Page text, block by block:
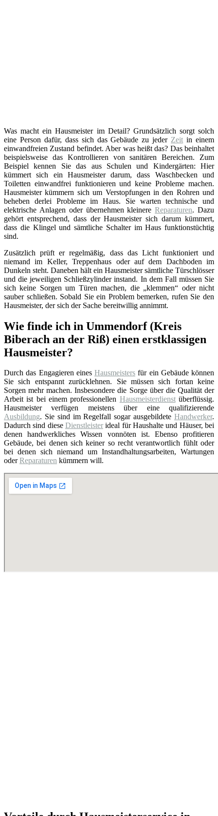
Was macht ein Hausmeister im Detail? Grundsätzlich sorgt solch
eine Person dafür, dass sich das Gebäude zu jeder Zeit in einem
einwandfreien Zustand befindet. Aber was heißt das? Das beinhaltet
beispielsweise das Kontrollieren von sanitären Bereichen. Zum
Beispiel kennen Sie das aus Schulen und Kindergärten: Hier
kümmert sich ein Hausmeister darum, dass Waschbecken und
Toiletten einwandfrei funktionieren und keine Probleme machen.
Hausmeister kümmern sich um Verstopfungen in den Rohren und
beheben derlei Probleme im Haus. Sie warten technische und
elektrische Anlagen oder übernehmen kleinereReparaturen. Dazu
gehört entsprechend, dass der Hausmeister sich darum kümmert,
dass die Klingel und sämtliche Schalter im Haus funktionstüchtig
sind.
Zusätzlich prüft er regelmäßig, dass das Licht funktioniert und
niemand im Keller, Treppenhaus oder auf dem Dachboden im
Dunkeln steht. Daneben hält ein Hausmeister sämtliche Türschlösser
und die jeweiligen Schließzylinder instand. In dem Fall müssen Sie
sich keine Sorgen um Türen machen, die „klemmen“ oder nicht
sauber schließen. Sobald Sie ein Problem bemerken, rufen Sie den
Hausmeister, der sich der Sache bereitwillig annimmt.
Wie finde ich in Ummendorf (Kreis
Biberach an der Riß) einen erstklassigen
Hausmeister?
Durch das Engagieren eines Hausmeisters für ein Gebäude können
Sie sich entspannt zurücklehnen. Sie müssen sich fortan keine
Sorgen mehr machen. Insbesondere die Sorge über die Qualität der
Arbeit ist bei einem professionellen Hausmeisterdienstüberflüssig.
Hausmeister verfügen meistens über eine qualifizierende
Ausbildung. Sie sind im Regelfall sogar ausgebildete Handwerker.
Dadurch sind diese Dienstleister ideal für Haushalte und Häuser, bei
denen handwerkliches Wissen vonnöten ist. Ebenso profitieren
Gebäude, bei denen sich keiner so recht verantwortlich fühlt oder
bei denen sich niemand um Instandhaltungsarbeiten, Wartungen
oderReparaturen kümmern will.